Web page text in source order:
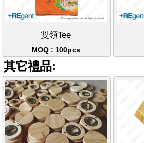
雙領Tee
MOQ : 100pcs
其它禮品: